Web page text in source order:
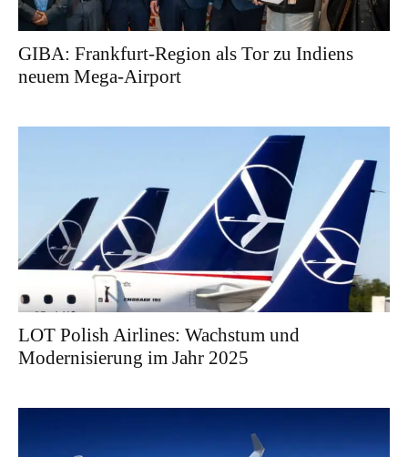
GIBA: Frankfurt-Region als Tor zu Indiens
neuem Mega-Airport
LOT Polish Airlines: Wachstum und
Modernisierung im Jahr 2025